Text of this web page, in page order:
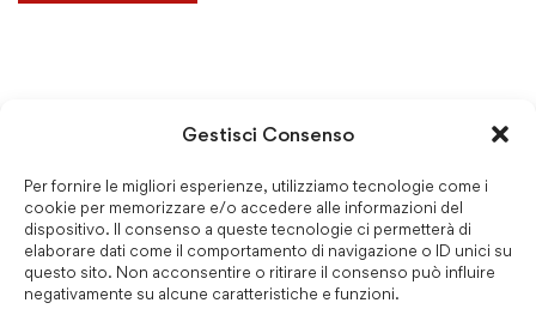
Gestisci Consenso
Per fornire le migliori esperienze, utilizziamo tecnologie come i
cookie per memorizzare e/o accedere alle informazioni del
dispositivo. Il consenso a queste tecnologie ci permetterà di
elaborare dati come il comportamento di navigazione o ID unici su
questo sito. Non acconsentire o ritirare il consenso può influire
negativamente su alcune caratteristiche e funzioni.